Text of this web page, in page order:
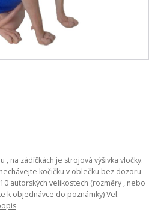
, na zádíčkách je strojová výšivka vločky.
kočičku v oblečku bez dozoru
autorských velikostech (rozměry , nebo
k objednávce do poznámky) Vel.